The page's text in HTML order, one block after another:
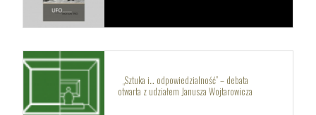
„Sztuka i… odpowiedzialność” – debata
otwarta z udziałem Janusza Wojtarowicza